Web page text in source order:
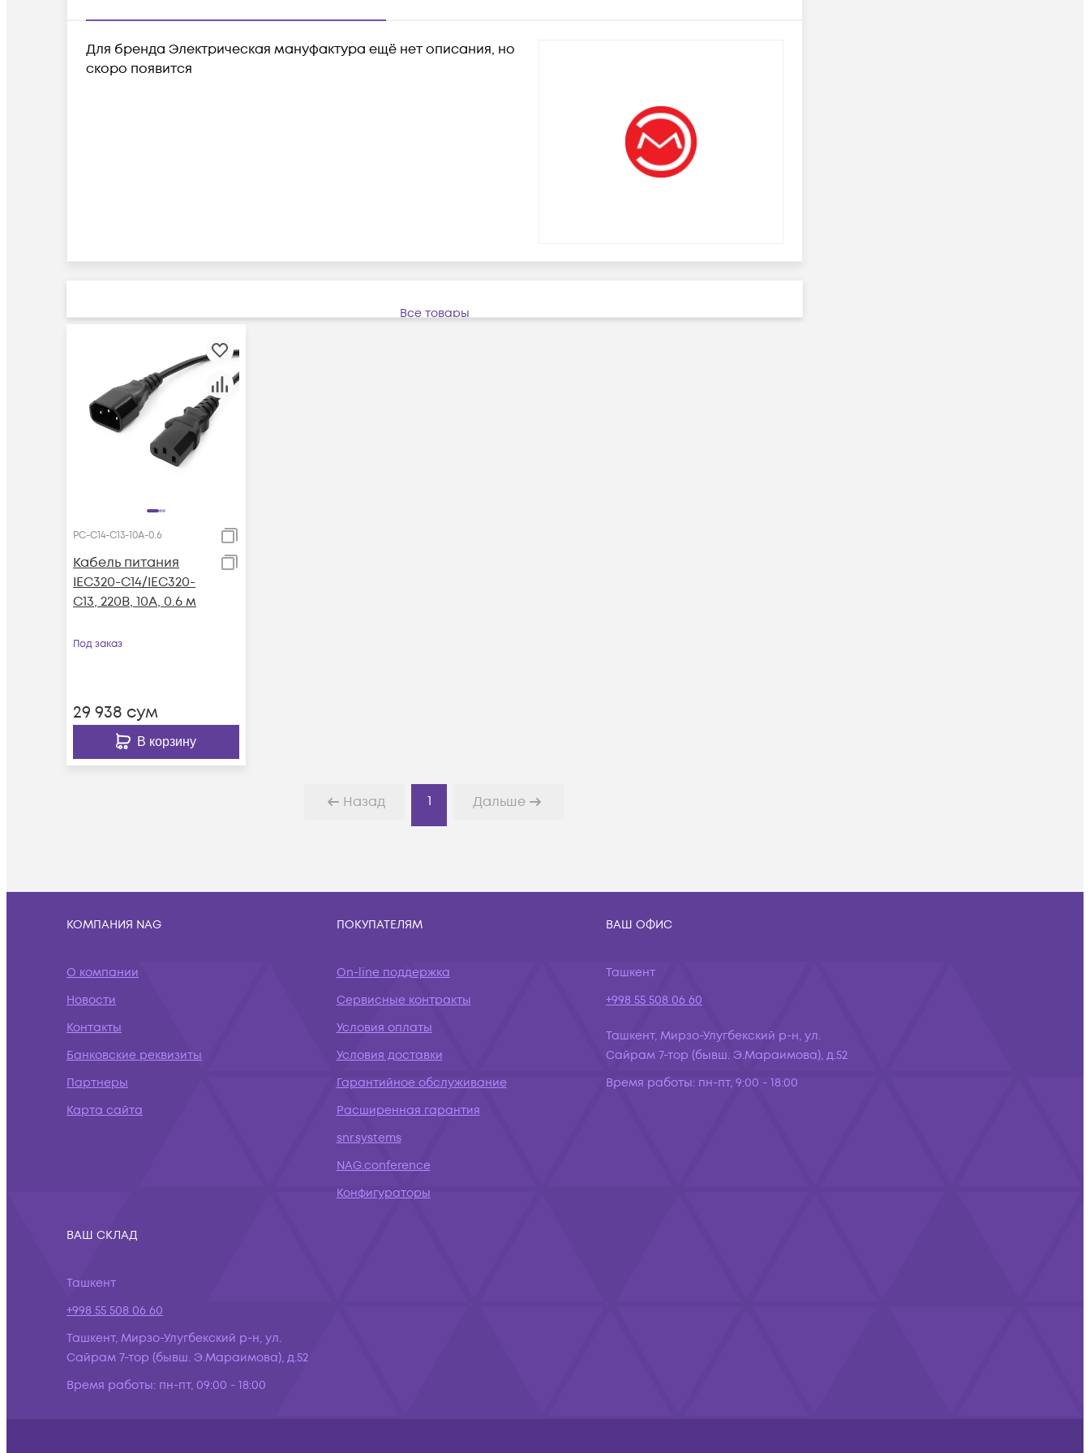
Для бренда Электрическая мануфактура ещё нет описания, но
скоро появится
Все товары
PC-C14-C13-10A-0.6
Кабель питания
IEC320-C14/IEC320-
C13, 220B, 10А, 0.6 м
Под заказ
29 938 сум
В корзину
Назад 1 Дальше
КОМПАНИЯ NAG
О компании
Новости
Контакты
Банковские реквизиты
Партнеры
Карта сайта
ПОКУПАТЕЛЯМ
On-line поддержка
Сервисные контракты
Условия оплаты
Условия доставки
Гарантийное обслуживание
Расширенная гарантия
snr.systems
NAG.conference
Конфигураторы
ВАШ ОФИС
Ташкент
+998 55 508 06 60
Ташкент, Мирзо-Улугбекский р-н, ул.
Сайрам 7-тор (бывш. Э.Мараимова), д.52
Время работы: пн-пт, 9:00 - 18:00
ВАШ СКЛАД
Ташкент
+998 55 508 06 60
Ташкент, Мирзо-Улугбекский р-н, ул.
Сайрам 7-тор (бывш. Э.Мараимова), д.52
Время работы: пн-пт, 09:00 - 18:00